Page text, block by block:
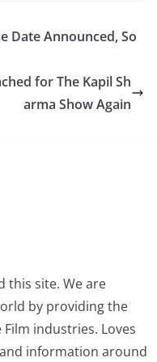
Date Announced, So
for The Kapil Sh
arma Show Again
this site. We are
by providing the
industries. Loves
information around